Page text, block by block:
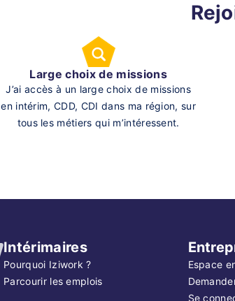
Large choix de missions
J’ai accès à un large choix de missions
en intérim, CDD, CDI dans ma région, sur
tous les métiers qui m’intéressent.
Intérimaires
Pourquoi Iziwork ?
Parcourir les emplois
Espace
Se